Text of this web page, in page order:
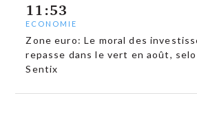
11:53
ECONOMIE
Zone euro: Le moral des
repasse dans le vert en août,
Sentix